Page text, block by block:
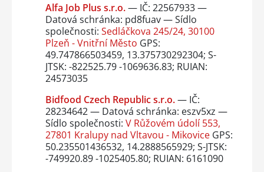
Alfa Job Plus s.r.o.— IČ: 22567933 —
Datová schránka: pd8fuav — Sídlo
společnosti: Sedláčkova 245/24, 30100
Plzeň - Vnitřní Město GPS:
49.747866503459, 13.375730292304; S-
JTSK: -822525.79 -1069636.83; RUIAN:
24573035
Bidfood Czech Republic s.r.o.— IČ:
28234642 — Datová schránka: eszv5xz —
Sídlo společnosti: V Růžovém údolí 553,
27801 Kralupy nad Vltavou - MikoviceGPS:
50.235501436532, 14.2888565929; S-JTSK:
-749920.89 -1025405.80; RUIAN: 6161090